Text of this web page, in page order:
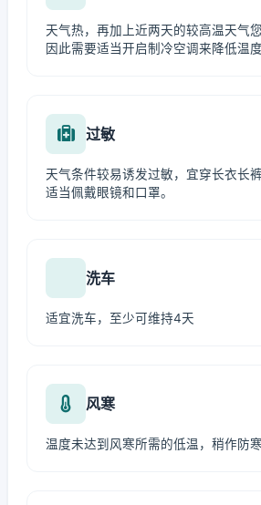
天气热，再加上近两天的较高温天气
因此需要适当开启制冷空调来降低温度
过敏
天气条件较易诱发过敏，宜穿长衣长
适当佩戴眼镜和口罩。
洗车
适宜洗车，至少可维持4天
风寒
温度未达到风寒所需的低温，稍作防寒